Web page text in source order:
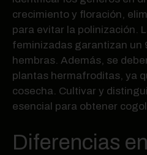
crecimiento y floración,
para evitar la polinización.
feminizadas garantizan un
hembras. Además, se
plantas hermafroditas, ya
cosecha. Cultivar y
esencial para obtener
Diferencias